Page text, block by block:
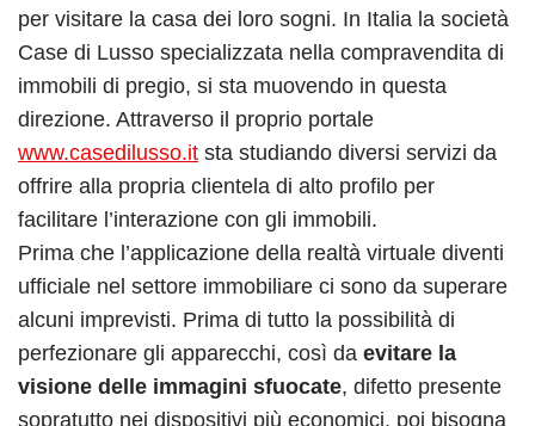
per visitare la casa dei loro sogni. In Italia la società
Case di Lusso specializzata nella compravendita di
immobili di pregio, si sta muovendo in questa
direzione. Attraverso il proprio portale
www.casedilusso.it sta studiando diversi servizi da
offrire alla propria clientela di alto profilo per
facilitare l’interazione con gli immobili.
Prima che l’applicazione della realtà virtuale diventi
ufficiale nel settore immobiliare ci sono da superare
alcuni imprevisti. Prima di tutto la possibilità di
perfezionare gli apparecchi, così da evitare la
visione delle immagini sfuocate, difetto presente
sopratutto nei dispositivi più economici, poi bisogna